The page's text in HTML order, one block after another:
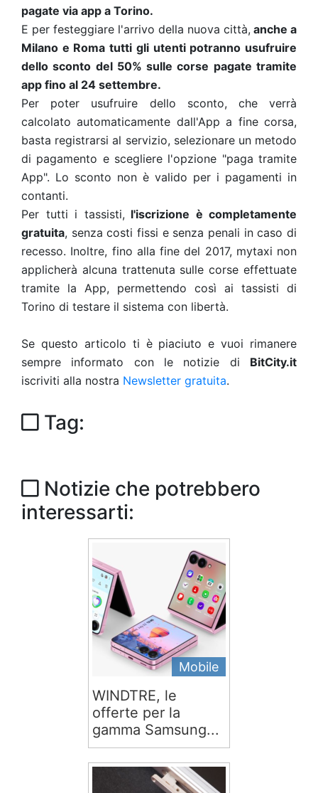
pagate via app a Torino.
E per festeggiare l'arrivo della nuova città, anche a
Milano e Roma tutti gli utenti potranno usufruire
dello sconto del 50% sulle corse pagate tramite
app fino al 24 settembre.
Per poter usufruire dello sconto, che verrà
calcolato automaticamente dall'App a fine corsa,
basta registrarsi al servizio, selezionare un metodo
di pagamento e scegliere l'opzione "paga tramite
App". Lo sconto non è valido per i pagamenti in
contanti.
Per tutti i tassisti, l'iscrizione è completamente
gratuita, senza costi fissi e senza penali in caso di
recesso. Inoltre, fino alla fine del 2017, mytaxi non
applicherà alcuna trattenuta sulle corse effettuate
tramite la App, permettendo così ai tassisti di
Torino di testare il sistema con libertà.
Se questo articolo ti è piaciuto e vuoi rimanere
sempre informato con le notizie di BitCity.it
iscriviti alla nostra Newsletter gratuita.
Tag:
Notizie che potrebbero
interessarti:
Mobile
WINDTRE, le
offerte per la
gamma Samsung...